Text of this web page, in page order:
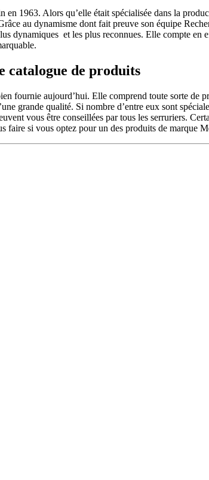
en 1963. Alors qu’elle était spécialisée dans la
au dynamisme dont fait preuve son équipe
dynamiques et les plus reconnues. Elle compte
catalogue de produits
fournie aujourd’hui. Elle comprend toute sorte de
grande qualité. Si nombre d’entre eux sont
vous être conseillées par tous les serruriers.
faire si vous optez pour un des produits de marque